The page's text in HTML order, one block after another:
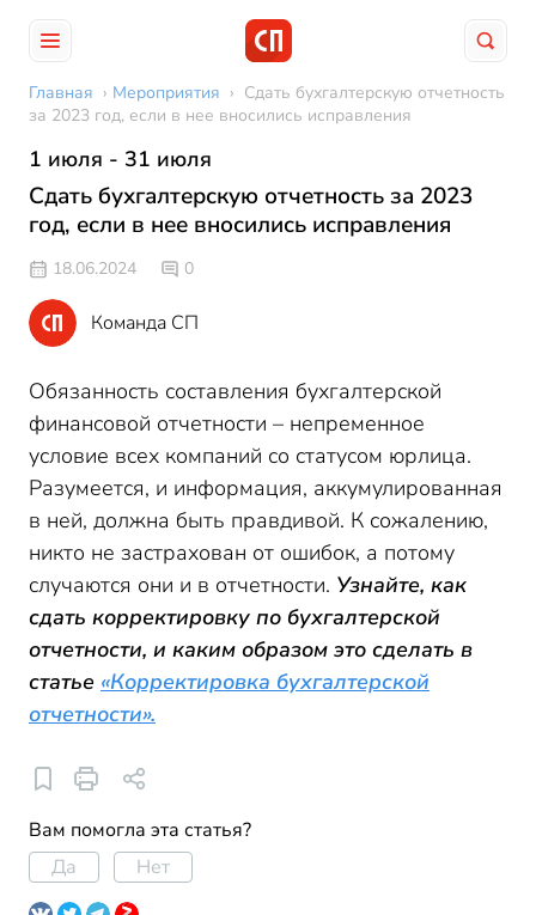
Главная › Мероприятия › Сдать бухгалтерскую отчетность
за 2023 год, если в нее вносились исправления
1 июля - 31 июля
Сдать бухгалтерскую отчетность за 2023
год, если в нее вносились исправления
18.06.2024 0
Команда СП
Обязанность составления бухгалтерской
финансовой отчетности – непременное
условие всех компаний со статусом юрлица.
Разумеется, и информация, аккумулированная
в ней, должна быть правдивой. К сожалению,
никто не застрахован от ошибок, а потому
случаются они и в отчетности. Узнайте, как
сдать корректировку по бухгалтерской
отчетности, и каким образом это сделать в
статье «Корректировка бухгалтерской
отчетности».
Вам помогла эта статья?
Да
Нет